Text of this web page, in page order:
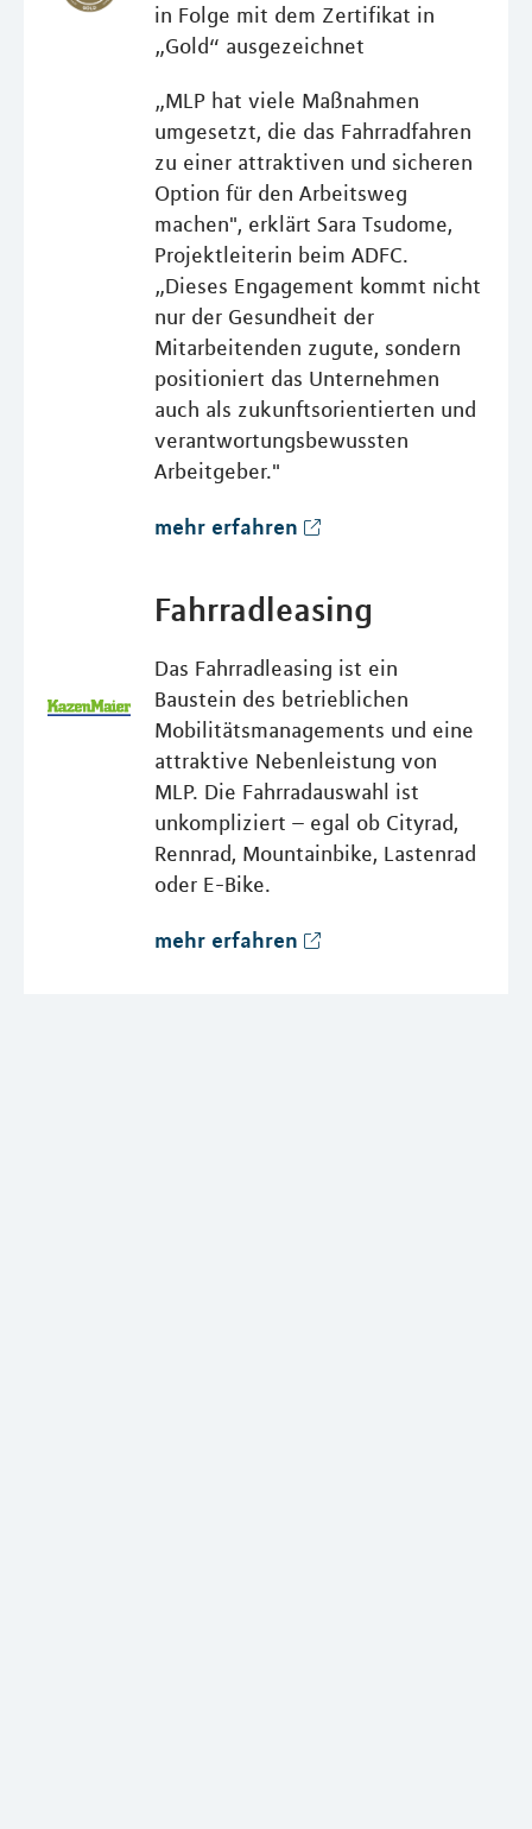
in Folge mit dem Zertifikat in
„Gold“ ausgezeichnet
„MLP hat viele Maßnahmen
umgesetzt, die das Fahrradfahren
zu einer attraktiven und sicheren
Option für den Arbeitsweg
machen", erklärt Sara Tsudome,
Projektleiterin beim ADFC.
„Dieses Engagement kommt nicht
nur der Gesundheit der
Mitarbeitenden zugute, sondern
positioniert das Unternehmen
auch als zukunftsorientierten und
verantwortungsbewussten
Arbeitgeber."
mehr erfahren
Fahrradleasing
Das Fahrradleasing ist ein
Baustein des betrieblichen
Mobilitätsmanagements und eine
attraktive Nebenleistung von
MLP. Die Fahrradauswahl ist
unkompliziert – egal ob Cityrad,
Rennrad, Mountainbike, Lastenrad
oder E-Bike.
mehr erfahren